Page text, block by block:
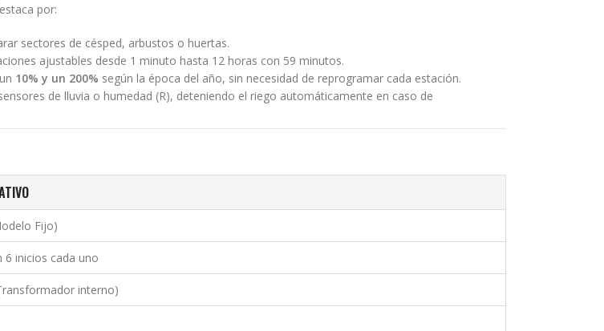
por:
sectores de césped, arbustos o huertas.
ajustables desde 1 minuto hasta 12 horas con 59 minutos.
10% y un 200% según la época del año, sin necesidad de reprogramar cada estación.
de lluvia o humedad (R), deteniendo el riego automáticamente en caso de
Fijo)
6 inicios cada uno
interno)